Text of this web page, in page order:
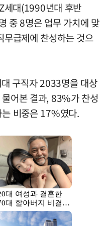
세대(1990년대 후반
중 8명은 업무 가치에 맞
무급제에 찬성하는 것으
구직자 2033명을 대상
어본 결과, 83%가 찬성
비중은 17%였다.